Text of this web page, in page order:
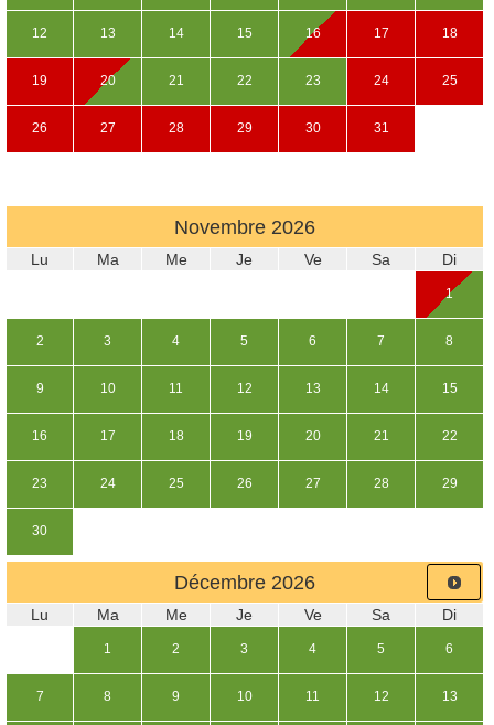
12 13 14 15 16 17 18
19 20 21 22 23 24 25
26 27 28 29 30 31
Novembre 2026
Lu Ma Me Je Ve Sa Di
1
2 3 4 5 6 7 8
9 10 11 12 13 14 15
16 17 18 19 20 21 22
23 24 25 26 27 28 29
30
Décembre 2026
Lu Ma Me Je Ve Sa Di
1 2 3 4 5 6
7 8 9 10 11 12 13